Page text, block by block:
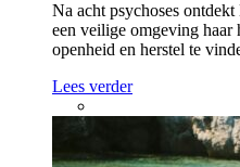
Na acht psychoses
een veilige omgeving haar
openheid en herstel te
Lees verder